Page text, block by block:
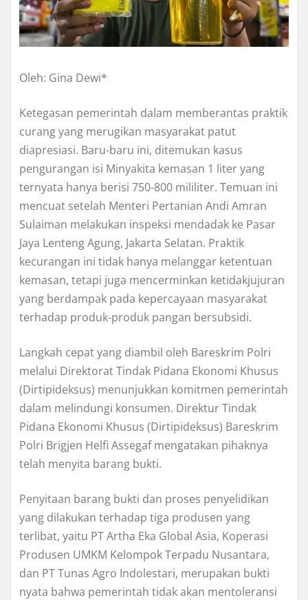
Oleh: Gina Dewi*
Ketegasan pemerintah dalam memberantas praktik
curang yang merugikan masyarakat patut
diapresiasi. Baru-baru ini, ditemukan kasus
pengurangan isi Minyakita kemasan 1 liter yang
ternyata hanya berisi 750-800 mililiter. Temuan ini
mencuat setelah Menteri Pertanian Andi Amran
Sulaiman melakukan inspeksi mendadak ke Pasar
Jaya Lenteng Agung, Jakarta Selatan. Praktik
kecurangan ini tidak hanya melanggar ketentuan
kemasan, tetapi juga mencerminkan ketidakjujuran
yang berdampak pada kepercayaan masyarakat
terhadap produk-produk pangan bersubsidi.
Langkah cepat yang diambil oleh Bareskrim Polri
melalui Direktorat Tindak Pidana Ekonomi Khusus
(Dirtipideksus) menunjukkan komitmen pemerintah
dalam melindungi konsumen. Direktur Tindak
Pidana Ekonomi Khusus (Dirtipideksus) Bareskrim
Polri Brigjen Helfi Assegaf mengatakan pihaknya
telah menyita barang bukti.
Penyitaan barang bukti dan proses penyelidikan
yang dilakukan terhadap tiga produsen yang
terlibat, yaitu PT Artha Eka Global Asia, Koperasi
Produsen UMKM Kelompok Terpadu Nusantara,
dan PT Tunas Agro Indolestari, merupakan bukti
nyata bahwa pemerintah tidak akan mentoleransi